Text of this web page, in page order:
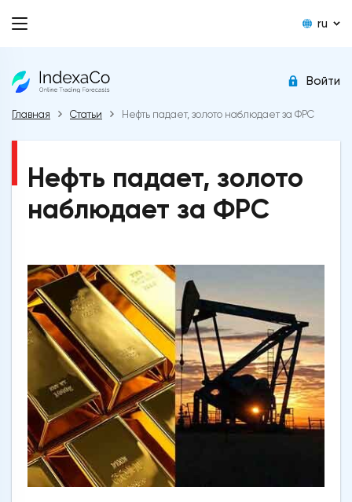
ru
Войти
Главная Статьи Нефть падает, золото наблюдает за ФРС
Нефть падает, золото
наблюдает за ФРС